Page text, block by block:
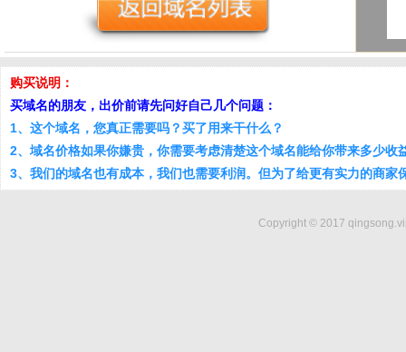
购买说明：
买域名的朋友，出价前请先问好自己几个问题：
1、这个域名，您真正需要吗？买了用来干什么？
2、域名价格如果你嫌贵，你需要考虑清楚这个域名能给你带来多少收
3、我们的域名也有成本，我们也需要利润。但为了给更有实力的商家
Copyright © 2017